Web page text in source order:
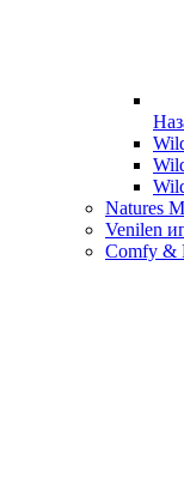
Natures
Venilen
Comfy &